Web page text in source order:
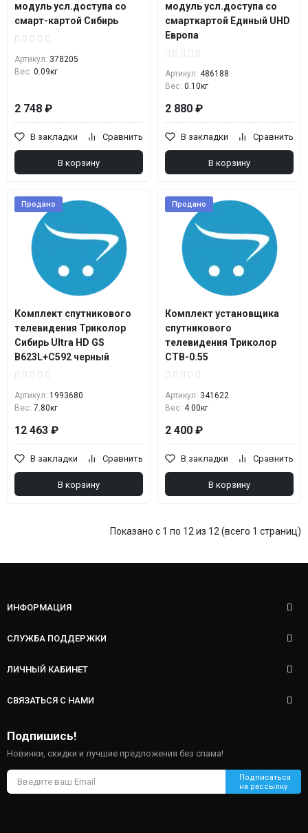
модуль усл.доступа со
смарт-картой Сибирь
Артикул: 378205
Вес: 0.09кг
2 748 ₽
В закладки Сравнить
В корзину
модуль усл.доступа со
смарткартой Единый UHD
Европа
Артикул: 486188
Вес: 0.10кг
2 880 ₽
В закладки Сравнить
В корзину
Продано
Комплект спутникового
телевидения Триколор
Сибирь Ultra HD GS
B623L+С592 черный
Артикул: 1993680
Вес: 7.80кг
12 463 ₽
В закладки Сравнить
В корзину
Продано
Комплект установщика
спутникового
телевидения Триколор
СТВ-0.55
Артикул: 341622
Вес: 4.00кг
2 400 ₽
В закладки Сравнить
В корзину
Показано с 1 по 12 из 12 (всего 1 страниц)
ИНФОРМАЦИЯ
СЛУЖБА ПОДДЕРЖКИ
ЛИЧНЫЙ КАБИНЕТ
СВЯЗАТЬСЯ С НАМИ
Подпишись!
Новинки, скидки и лучшие предложения без спама!